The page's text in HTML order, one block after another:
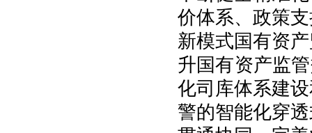
价体系、政策
新模式国有资
升国有资产监
化司库体系建
警的智能化穿